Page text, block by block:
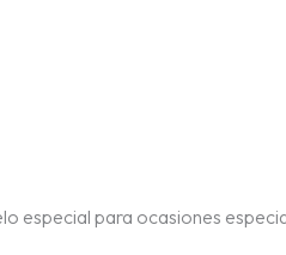
especial para ocasiones